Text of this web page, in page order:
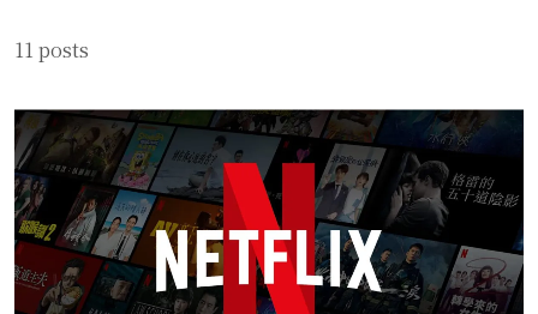
11 posts